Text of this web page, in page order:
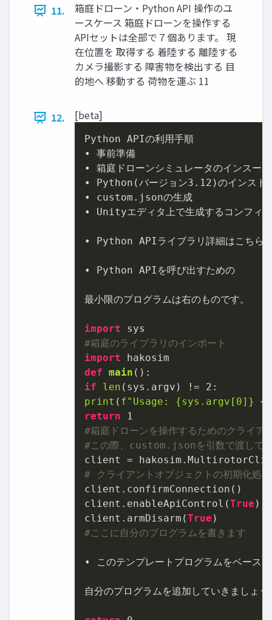
11.
箱庭ドローン・Python API 操作のユ
ースケース 箱庭ドローンを操作する
APIセットは全部で７個あります。 現
在位置を 取得する 着陸する 離陸する
カメラ撮影する 障害物を検出する 目
的地へ 移動する 荷物を運ぶ 11
12. [beta]
Python APIの利用手順
• 事前準備
• 箱庭ドローンシミュレータのインスール
• Python(バージョン3.12 )のインスト
• custom.jsonの生成
• Unityエディタ上で生成するコンフィ
• Python APIライブラリ詳細はこちら
• Python APIを呼び出すための
最小限のプログラムは右のものです。
import
#箱庭のライブラリのインポート
import
def main
if
len (sys.argv) != 2
print ( f"Usage: {sys.argv[ 0]}
return
1
#箱庭ドローンを操作するためのクライア
#この際、custom.jsonを引数で渡して
client =
# クライアントオブジェクトの初期化処
client.confirmConnection()
client.enableApiControl(True )
client.armDisarm(True
#ここに自分のプログラムを書きます
• このテンプレートプログラムをベース
自分のプログラムを追加していきましょう